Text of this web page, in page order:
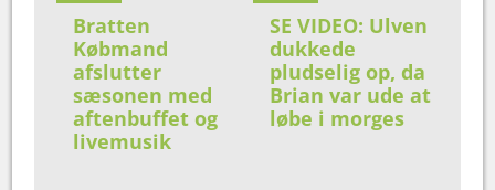
Bratten
Købmand
afslutter
sæsonen med
aftenbuffet og
livemusik
SE VIDEO: Ulven
dukkede
pludselig op, da
Brian var ude at
løbe i morges